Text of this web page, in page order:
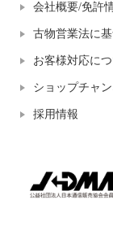
会社概要/免許
古物営業法に
お客様対応に
ショップチャ
採用情報